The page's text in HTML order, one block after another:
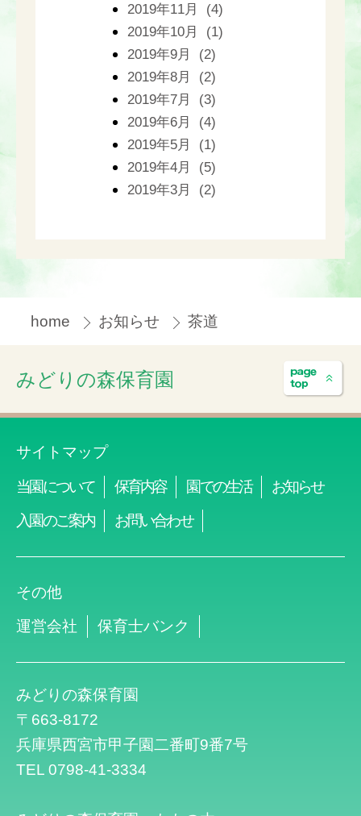
2019年11月 (4)
2019年10月 (1)
2019年9月 (2)
2019年8月 (2)
2019年7月 (3)
2019年6月 (4)
2019年5月 (1)
2019年4月 (5)
2019年3月 (2)
home お知らせ 茶道
みどりの森保育園
サイトマップ
当園について 保育内容 園での生活 お知らせ
入園のご案内 お問い合わせ
みどりの森保育園
〒663-8172
兵庫県西宮市甲子園二番町9番7号
TEL 0798-41-3334
その他
運営会社 保育士バンク